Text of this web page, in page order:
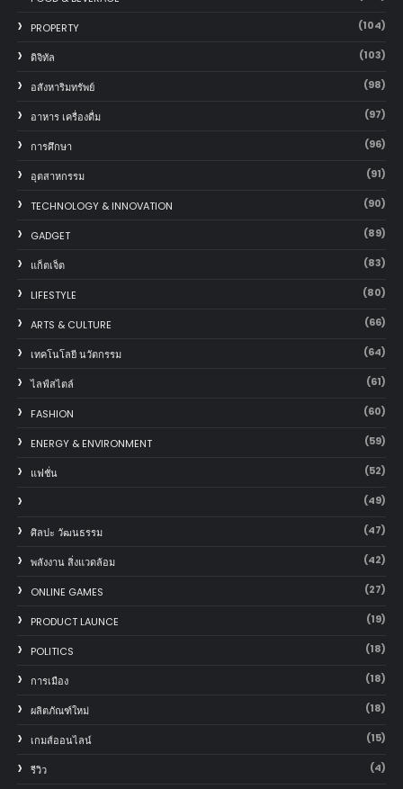
PROPERTY (104)
ดิจิทัล (103)
อสังหาริมทรัพย์ (98)
อาหาร เครื่องดื่ม (97)
การศึกษา (96)
อุตสาหกรรม (91)
TECHNOLOGY & INNOVATION (90)
GADGET (89)
แก็ตเจ็ต (83)
LIFESTYLE (80)
ARTS & CULTURE (66)
เทคโนโลยี นวัตกรรม (64)
ไลฟ์สไตล์ (61)
FASHION (60)
ENERGY & ENVIRONMENT (59)
แฟชั่น (52)
(49)
ศิลปะ วัฒนธรรม (47)
พลังงาน สิ่งแวดล้อม (42)
ONLINE GAMES (27)
PRODUCT LAUNCE (19)
POLITICS (18)
การเมือง (18)
ผลิตภัณฑ์ใหม่ (18)
เกมส์ออนไลน์ (15)
รีวิว (4)